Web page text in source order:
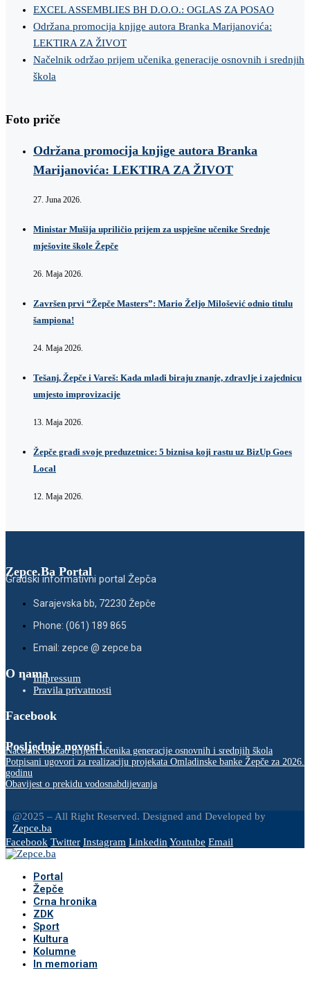
EXCEL ASSEMBLIES BH D.O.O.: OGLAS ZA POSAO
Održana promocija knjige autora Branka Marijanovića:
LEKTIRA ZA ŽIVOT
Načelnik održao prijem učenika generacije osnovnih i srednjih
škola
Foto priče
Održana promocija knjige autora Branka
Marijanovića: LEKTIRA ZA ŽIVOT
27. Juna 2026.
Ministar Mušija upriličio prijem za uspješne učenike Srednje
mješovite škole Žepče
26. Maja 2026.
Završen prvi “Žepče Masters”: Mario Željo Milošević odnio titulu
šampiona!
24. Maja 2026.
Tešanj, Žepče i Vareš: Kada mladi biraju znanje, zdravlje i zajednicu
umjesto improvizacije
13. Maja 2026.
Žepče gradi svoje preduzetnice: 5 biznisa koji rastu uz BizUp Goes
Local
12. Maja 2026.
Zepce.Ba Portal
Gradski informativni portal Žepča
Sarajevska bb, 72230 Žepče
Phone: (061) 189 865
Email: zepce @ zepce.ba
O namaImpressum
Pravila privatnosti
Facebook
Posljednje novosti
Načelnik održao prijem učenika generacije osnovnih i srednjih škola
Potpisani ugovori za realizaciju projekata Omladinske banke Žepče za 2026.
godinu
Obavijest o prekidu vodosnabdijevanja
@2025 – All Right Reserved. Designed and Developed by
Zepce.ba
Facebook Twitter Instagram Linkedin Youtube Email
Portal
Žepče
Crna hronika
ZDK
Sport
Kultura
Kolumne
In memoriam